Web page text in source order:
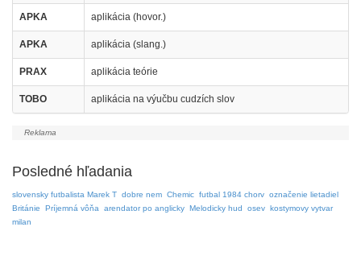
APKA aplikácia (hovor.)
APKA aplikácia (slang.)
PRAX aplikácia teórie
TOBO aplikácia na výučbu cudzích slov
Posledné hľadania
slovensky futbalista Marek T dobre nem Chemic futbal 1984 chorv označenie lietadiel
Británie
Príjemná vôňa arendator po anglicky Melodicky hud osev kostymovy vytvar
milan